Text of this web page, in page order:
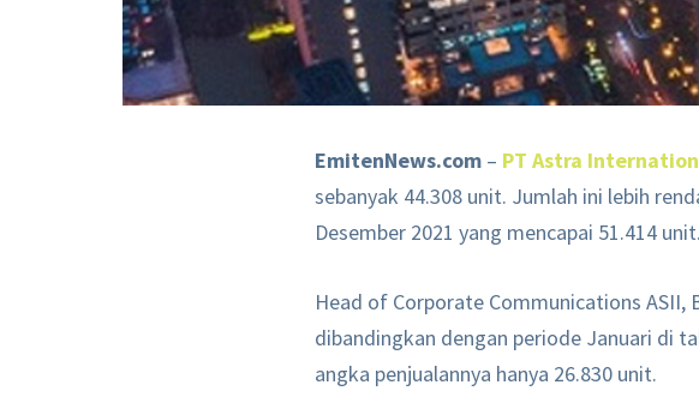
EmitenNews.com – PT Astra
sebanyak 44.308 unit. Jumlah ini lebih
Desember 2021 yang mencapai 51.414 unit.
Head of Corporate Communications ASII,
dibandingkan dengan periode Januari di
angka penjualannya hanya 26.830 unit.